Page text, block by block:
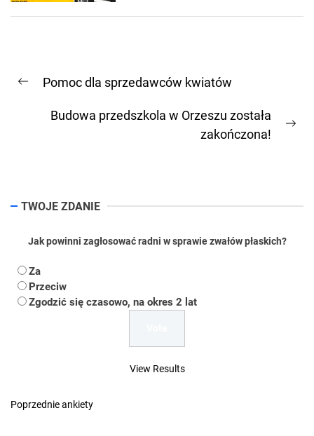
wpisu
Previous
Pomoc dla sprzedawców kwiatów
Budowa przedszkola w Orzeszu została
zakończona!
TWOJE ZDANIE
Jak powinni zagłosować radni w sprawie zwałów płaskich?
Za
Przeciw
Zgodzić się czasowo, na okres 2 lat
View Results
Poprzednie ankiety